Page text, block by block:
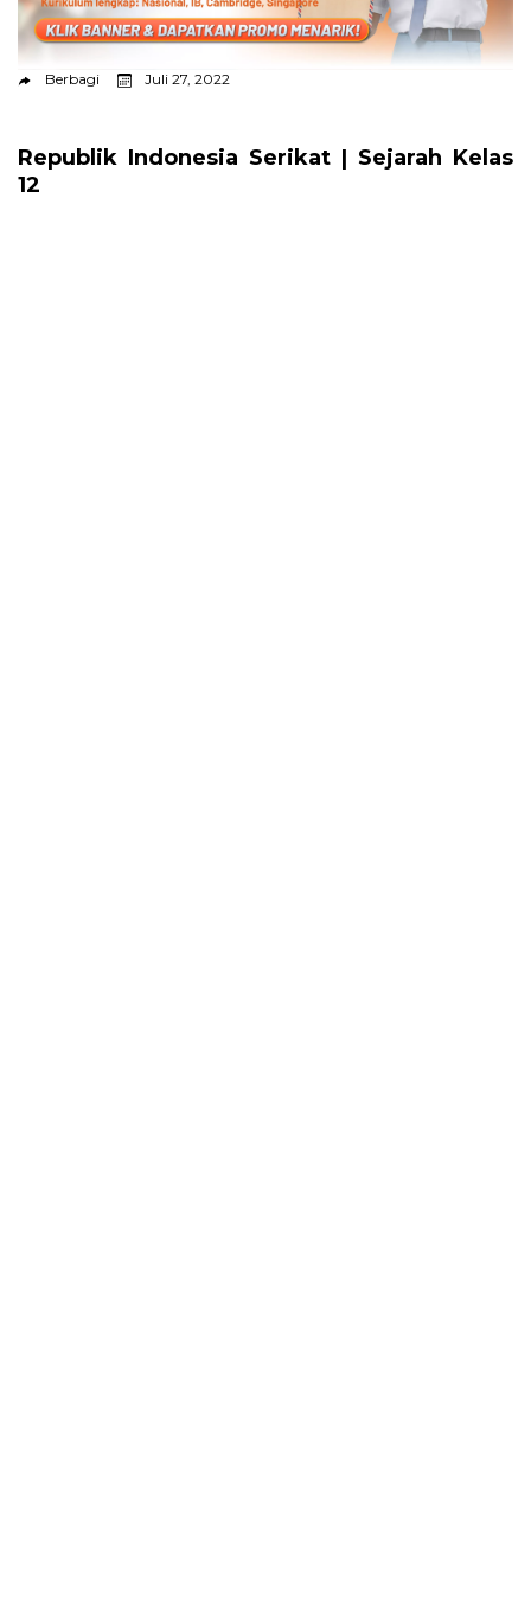
Berbagi Juli 27, 2022
Republik Indonesia Serikat | Sejarah Kelas
12